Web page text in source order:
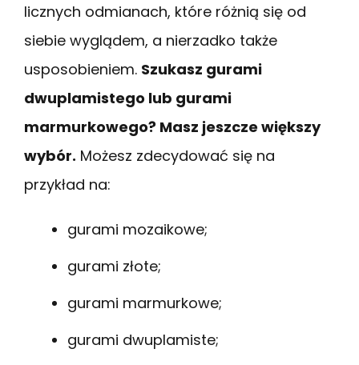
licznych odmianach, które różnią się od
siebie wyglądem, a nierzadko także
usposobieniem. Szukasz gurami
dwuplamistego lub gurami
marmurkowego? Masz jeszcze większy
wybór. Możesz zdecydować się na
przykład na:
gurami mozaikowe;
gurami złote;
gurami marmurkowe;
gurami dwuplamiste;